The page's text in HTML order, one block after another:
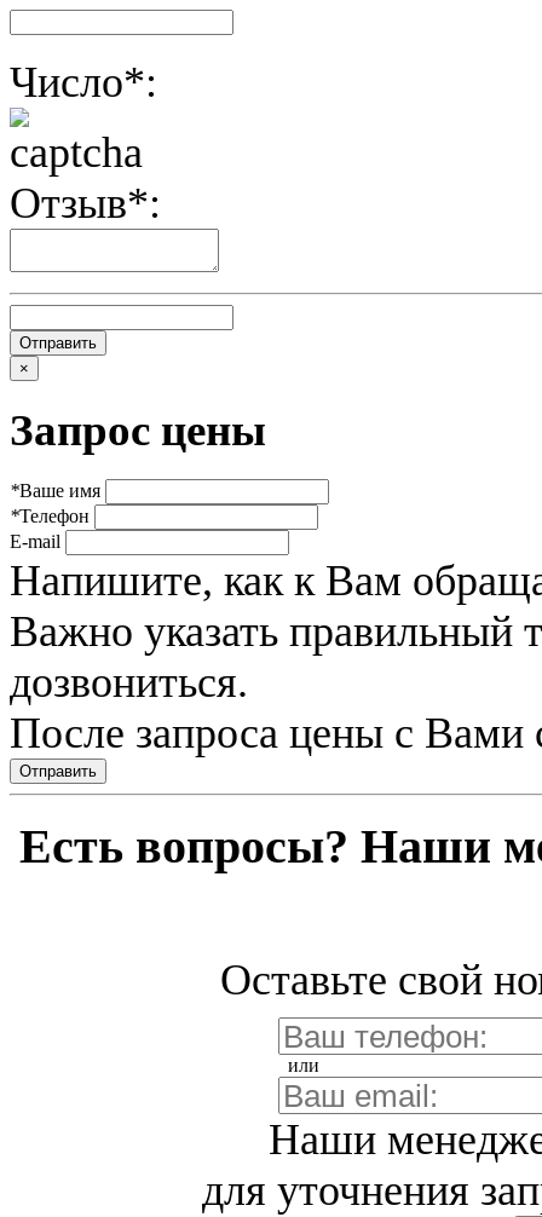
Число*:
Отзыв*:
×
Запрос цены
*Ваше имя
*Телефон
E-mail
Напишите, как к Вам
Важно указать
дозвониться.
После запроса цены с Вами
Отправить
Есть вопросы? Наши
Оставьте свой
или
Наши
для уточнения